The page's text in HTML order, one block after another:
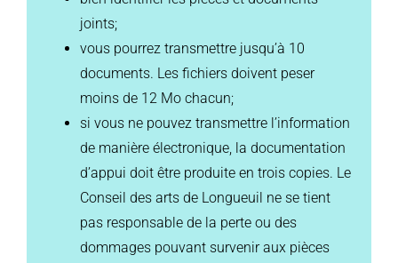
joints;
vous pourrez transmettre jusqu’à 10
documents. Les fichiers doivent peser
moins de 12 Mo chacun;
si vous ne pouvez transmettre l’information
de manière électronique, la documentation
d’appui doit être produite en trois copies. Le
Conseil des arts de Longueuil ne se tient
pas responsable de la perte ou des
dommages pouvant survenir aux pièces